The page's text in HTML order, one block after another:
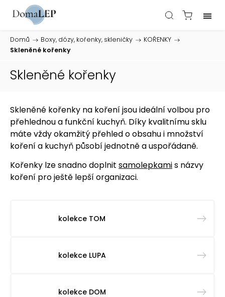
Domů / Boxy, dózy, kořenky, skleničky / KOŘENKY /
Skleněné kořenky
Skleněné kořenky
Skleněné kořenky na koření jsou ideální volbou pro
přehlednou a funkční kuchyň. Díky kvalitnímu sklu
máte vždy okamžitý přehled o obsahu i množství
koření a kuchyň působí jednotně a uspořádaně.
Kořenky lze snadno doplnit samolepkamis názvy
koření pro ještě lepší organizaci.
kolekce TOM
kolekce LUPA
kolekce DOM